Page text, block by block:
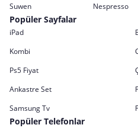
Suwen
Nespresso
Popüler Sayfalar
iPad
Kombi
Ps5 Fiyat
Ankastre Set
Samsung Tv
Popüler Telefonlar